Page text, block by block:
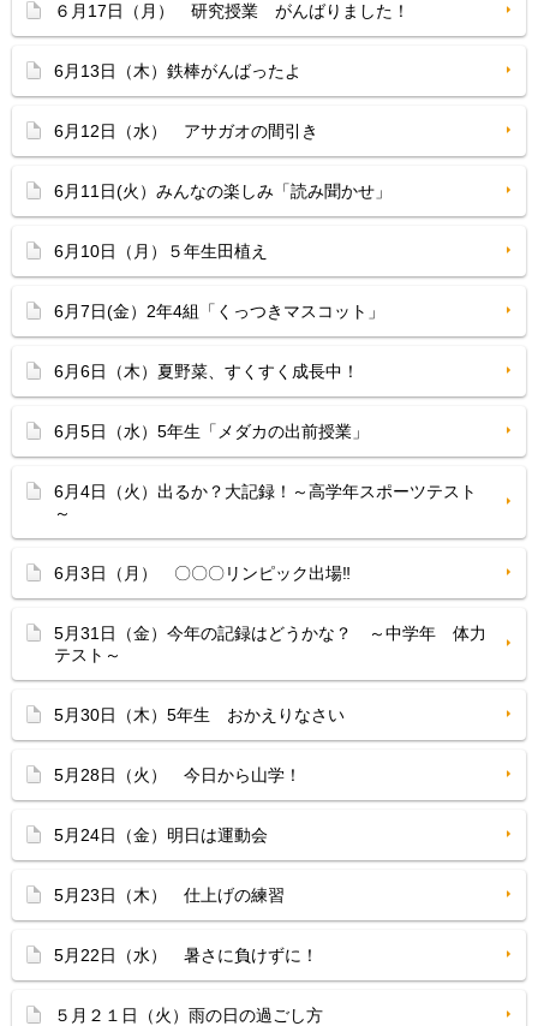
６月17日（月） 研究授業 がんばりました！
6月13日（木）鉄棒がんばったよ
6月12日（水） アサガオの間引き
6月11日(火）みんなの楽しみ「読み聞かせ」
6月10日（月）５年生田植え
6月7日(金）2年4組「くっつきマスコット」
6月6日（木）夏野菜、すくすく成長中！
6月5日（水）5年生「メダカの出前授業」
6月4日（火）出るか？大記録！～高学年スポーツテスト
～
6月3日（月） 〇〇〇リンピック出場‼
5月31日（金）今年の記録はどうかな？ ～中学年 体力
テスト～
5月30日（木）5年生 おかえりなさい
5月28日（火） 今日から山学！
5月24日（金）明日は運動会
5月23日（木） 仕上げの練習
5月22日（水） 暑さに負けずに！
５月２１日（火）雨の日の過ごし方